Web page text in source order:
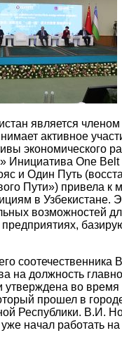
является
активное
экономического
Инициатива One Belt
и Один Путь
Пути») привела к
в Узбекистане.
возможностей
предприятиях,
соотечественника
на должность
утверждена во
прошел в
Республики. В.И.
начал работать